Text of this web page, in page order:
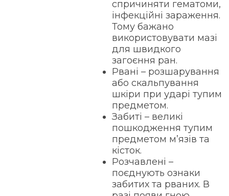
спричиняти гематоми,
інфекційні зараження.
Тому бажано
використовувати мазі
для швидкого
загоєння ран.
Рвані – розшарування
або скальпування
шкіри при ударі тупим
предметом.
Забиті – великі
пошкодження тупим
предметом м’язів та
кісток.
Розчавлені –
поєднують ознаки
забитих та рваних. В